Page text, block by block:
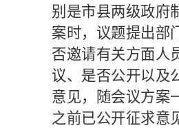
别是市县两级政府
案时，议题提出部
否邀请有关方面人
议、是否公开以及
意见，随会议方案
之前已公开征求意